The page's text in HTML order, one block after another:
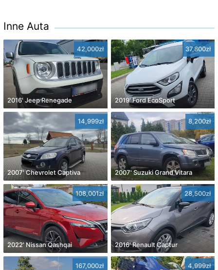
Inne Auta
42,000zł
2016' Jeep Renegade
37,800zł
2019' Ford EcoSport
14,999zł
2007' Chevrolet Captiva
8,200zł
2007' Suzuki Grand Vitara
108,001zł
2022' Nissan Qashqai
28,500zł
2016' Renault Captur
167,000zł 4,999zł